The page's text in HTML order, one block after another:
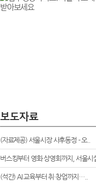
(자료제공) 서울시장 사후동정 - 오..
버스킹부터 영화 상영회까지, 서울시
(석간) AI 교육부터 취·창업까지…..